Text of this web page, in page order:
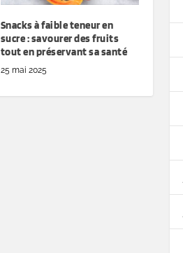
Snacks à faible teneur en
sucre : savourer des fruits
tout en préservant sa santé
25 mai 2025